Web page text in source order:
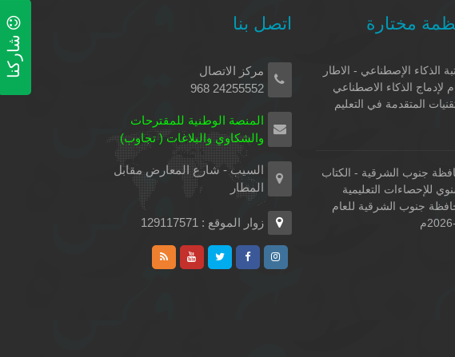
مختارة
الذكاء الإصطناعي - الاطار
لإدماج الذكاء الاصطناعي
المتقدمة في التعليم
جنوب الشرقية - الكتاب
للإحصاءات التعليمية
جنوب الشرقية للعام
اتصل بنا
مركز الاتصال
24255552 968
المنصة الوطنية للمقترحات
والشكاوي والبلاغات ( تجاوب)
السيب - شارع المعارض مقابل
المطار
زوار الموقع : 129117571
شاركنا